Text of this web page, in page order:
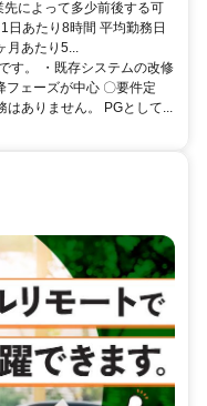
によって多少前後する可
日あたり8時間 平均勤務日
あたり5...
す。 ・既存システムの改修
フェーズが中心 〇要件定
ありません。 PGとして...